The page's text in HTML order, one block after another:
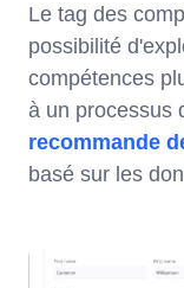
Le tag des
possibilité
compétences
à un processus
recommande
basé sur les